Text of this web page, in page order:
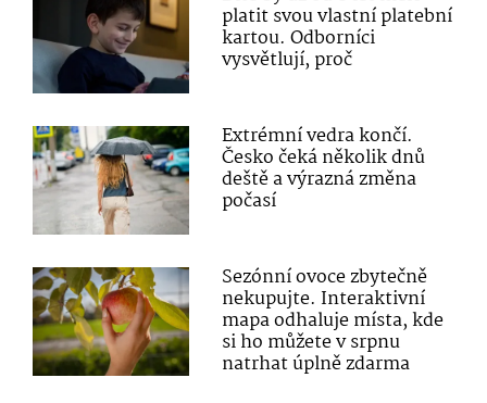
platit svou vlastní platební
kartou. Odborníci
vysvětlují, proč
Extrémní vedra končí.
Česko čeká několik dnů
deště a výrazná změna
počasí
Sezónní ovoce zbytečně
nekupujte. Interaktivní
mapa odhaluje místa, kde
si ho můžete v srpnu
natrhat úplně zdarma